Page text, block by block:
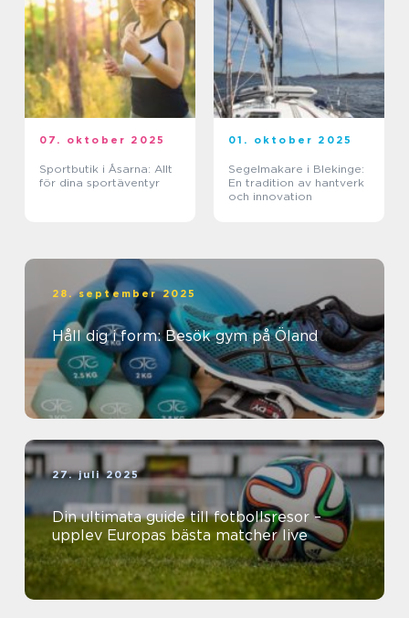
07. oktober 2025
Sportbutik i Åsarna: Allt
för dina sportäventyr
01. oktober 2025
Segelmakare i Blekinge:
En tradition av hantverk
och innovation
28. september 2025
Håll dig i form: Besök gym på Öland
27. juli 2025
Din ultimata guide till fotbollsresor –
upplev Europas bästa matcher live